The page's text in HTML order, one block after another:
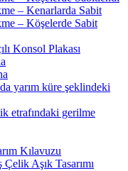
– Kenarlarda Sabit
– Köşelerde Sabit
Konsol Plakası
yarım küre şeklindeki
etrafındaki gerilme
Kılavuzu
Aşık Tasarımı